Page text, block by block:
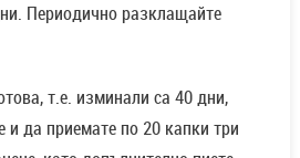
Периодично разклащайте
т.е. изминали са 40 дни,
и да приемате по 20 капки три